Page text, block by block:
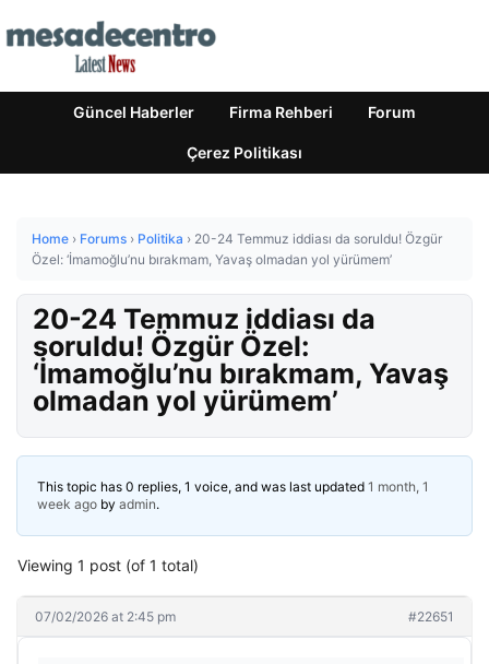
Güncel Haberler Firma Rehberi Forum
Çerez Politikası
Home › Forums › Politika › 20-24 Temmuz iddiası da soruldu! Özgür
Özel: ‘İmamoğlu’nu bırakmam, Yavaş olmadan yol yürümem’
20-24 Temmuz iddiası da
soruldu! Özgür Özel:
‘İmamoğlu’nu bırakmam, Yavaş
olmadan yol yürümem’
This topic has 0 replies, 1 voice, and was last updated 1 month, 1
week ago by admin.
Viewing 1 post (of 1 total)
07/02/2026 at 2:45 pm #22651